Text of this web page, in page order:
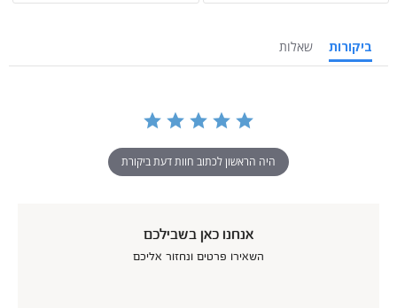
ביקורות שאלות
היה הראשון לכתוב חוות דעת ביקורת
אנחנו כאן בשבילכם
השאירו פרטים ונחזור אליכם